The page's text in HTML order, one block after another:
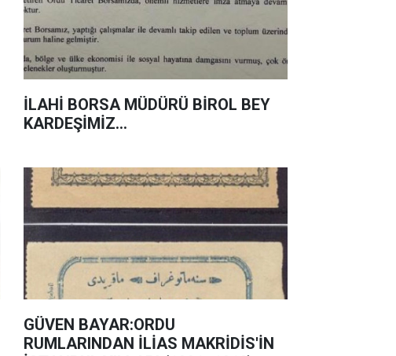
İLAHİ BORSA MÜDÜRÜ BİROL BEY
KARDEŞİMİZ…
GÜVEN BAYAR:ORDU
RUMLARINDAN İLİAS MAKRİDİS'İN